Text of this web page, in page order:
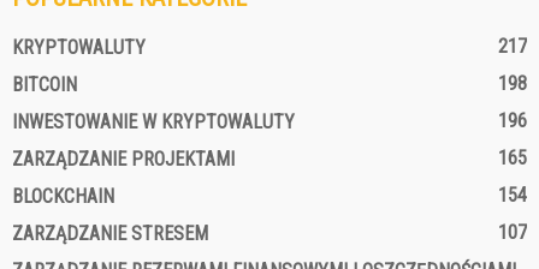
KRYPTOWALUTY
217
BITCOIN
198
INWESTOWANIE W KRYPTOWALUTY
196
ZARZĄDZANIE PROJEKTAMI
165
BLOCKCHAIN
154
ZARZĄDZANIE STRESEM
107